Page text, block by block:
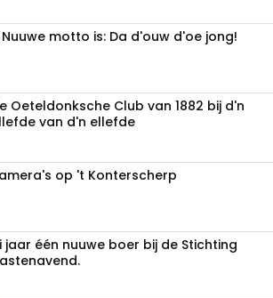
motto is: Da d'ouw d'oe jong!
Oeteldonksche Club van 1882 bij d'n
van d'n ellefde
op 't Konterscherp
jaar één nuuwe boer bij de Stichting